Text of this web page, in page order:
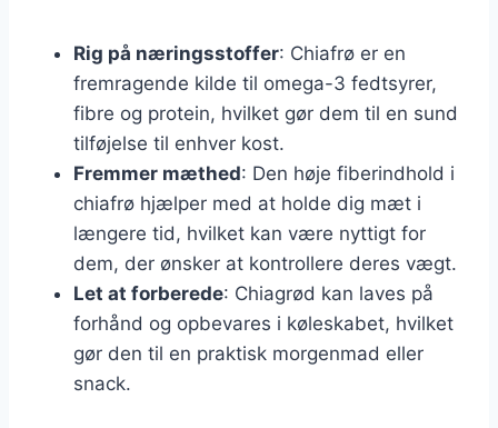
Rig på næringsstoffer: Chiafrø er en
fremragende kilde til omega-3 fedtsyrer,
fibre og protein, hvilket gør dem til en sund
tilføjelse til enhver kost.
Fremmer mæthed: Den høje fiberindhold i
chiafrø hjælper med at holde dig mæt i
længere tid, hvilket kan være nyttigt for
dem, der ønsker at kontrollere deres vægt.
Let at forberede: Chiagrød kan laves på
forhånd og opbevares i køleskabet, hvilket
gør den til en praktisk morgenmad eller
snack.